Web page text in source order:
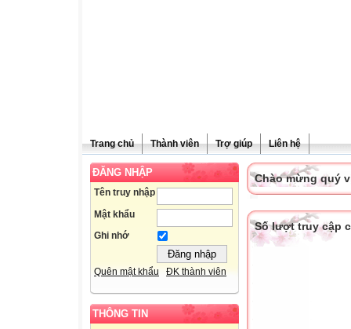
Trang chủ Thành viên Trợ giúp Liên hệ
ĐĂNG NHẬP
Tên truy nhập
Mật khẩu
Ghi nhớ
Quên mật khẩu ĐK thành viên
THÔNG TIN
Chào mừng quý
Số lượt truy cập